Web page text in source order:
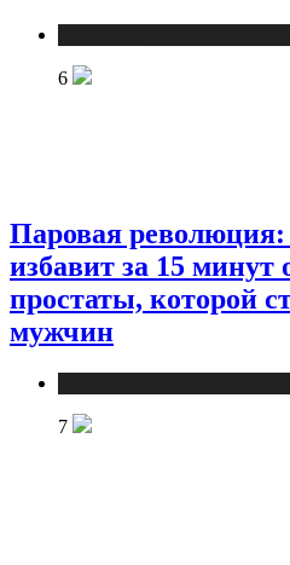
6
Паровая революция:
избавит за 15 минут
простаты, которой
мужчин
7